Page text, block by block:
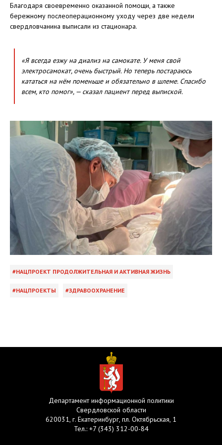
Благодаря своевременно оказанной помощи, а также
бережному послеоперационному уходу через две недели
свердловчанина выписали из стационара.
«Я всегда езжу на диализ на самокате. У меня свой
электросамокат, очень быстрый. Но теперь постараюсь
кататься на нём поменьше и обязательно в шлеме. Спасибо
всем, кто помог», — сказал пациент перед выпиской.
НАЦПРОЕКТ ПРОДОЛЖИТЕЛЬНАЯ И АКТИВНАЯ ЖИЗНЬ
НАЦПРОЕКТЫ ЗДРАВООХРАНЕНИЕ
Департамент информационной политики
Свердловской области
620031, г. Екатеринбург, пл. Октябрьская, 1
Тел.: +7 (343) 312-00-84